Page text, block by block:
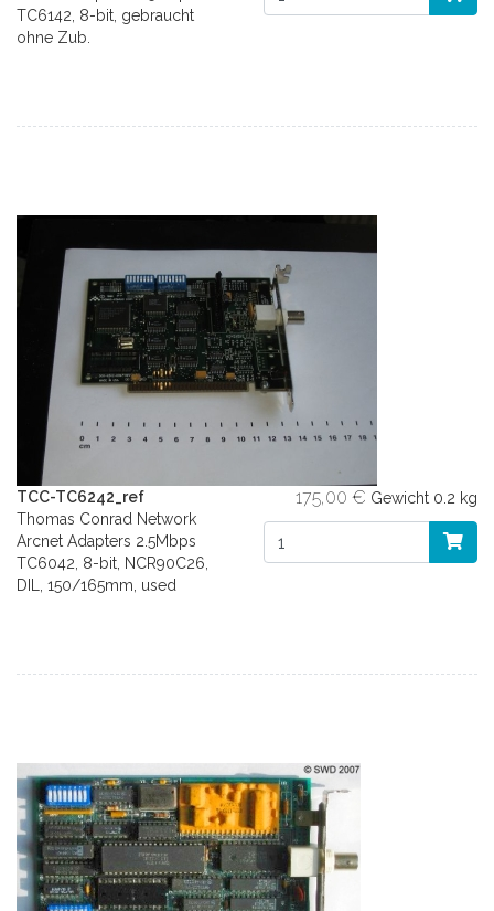
TC6142, 8-bit, gebraucht
ohne Zub.
TCC-TC6242_ref
Thomas Conrad Network
Arcnet Adapters 2.5Mbps
TC6042, 8-bit, NCR90C26,
DIL, 150/165mm, used
175,00 € Gewicht 0.2 kg